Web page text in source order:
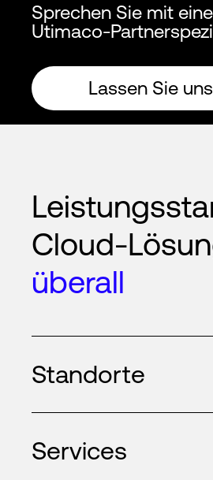
Sprechen Sie mit
Utimaco-
Lassen Sie
Cloud-
überall
Standorte
Services